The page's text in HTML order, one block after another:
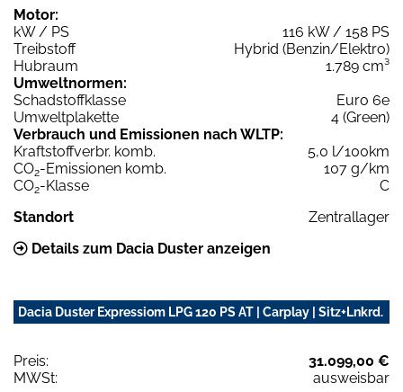
Motor:
kW / PS
116 kW / 158 PS
Treibstoff
Hybrid (Benzin/Elektro)
Hubraum
1.789 cm³
Umweltnormen:
Schadstoffklasse
Euro 6e
Umweltplakette
4 (Green)
Verbrauch und Emissionen nach WLTP:
Kraftstoffverbr. komb.
5,0 l/100km
CO2-Emissionen komb.
107 g/km
CO2-Klasse
C
Standort
Zentrallager
Details zum Dacia Duster anzeigen
Dacia Duster Expressiom LPG 120 PS AT | Carplay | Sitz+Lnkrd.
Preis:
31.099,00 €
MWSt:
ausweisbar